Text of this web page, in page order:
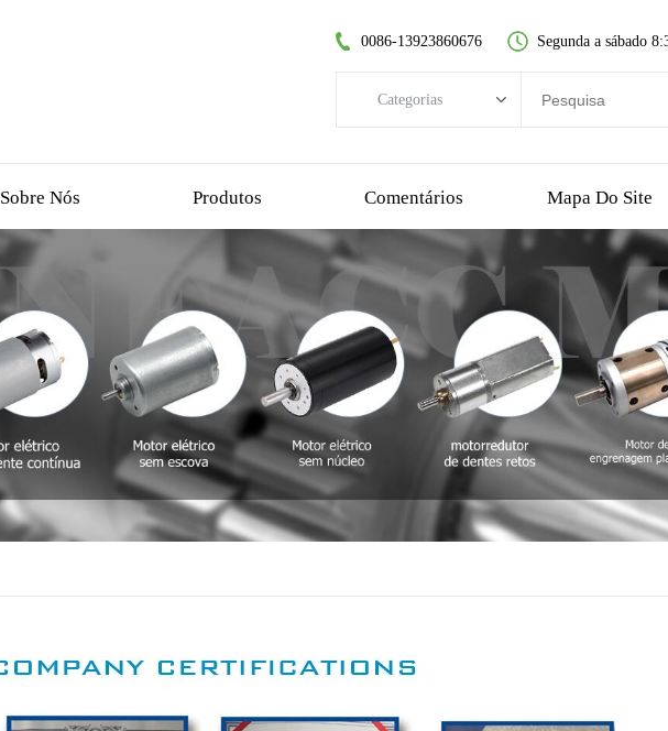
0086-13923860676 Segunda a sábado
Categorias
motorredutor de dentes retos
motor dc escovado
motor sem escova sem núcleo
motorredutor planetário
motorredutor de plástico
motorredutor sem-fim
Sobre Nós Produtos Comentários Mapa Do Site